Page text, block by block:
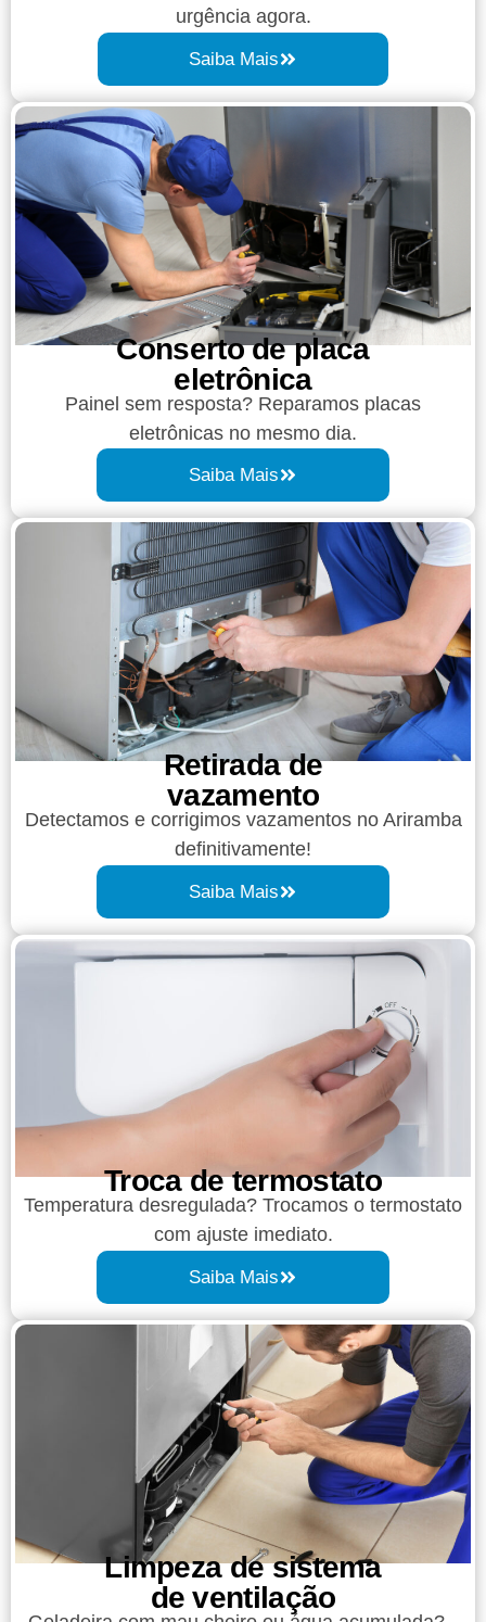
urgência agora.
Saiba Mais
Conserto de placa
eletrônica
Painel sem resposta? Reparamos placas
eletrônicas no mesmo dia.
Saiba Mais
Retirada de
vazamento​​
Detectamos e corrigimos vazamentos no Ariramba
definitivamente!
Saiba Mais
Troca de termostato
Temperatura desregulada? Trocamos o termostato
com ajuste imediato.
Saiba Mais
Limpeza de sistema
de ventilação